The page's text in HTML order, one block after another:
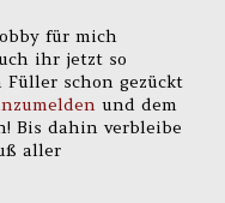
für mich
ihr jetzt so
schon gezückt
und dem
Bis dahin verbleibe
aller